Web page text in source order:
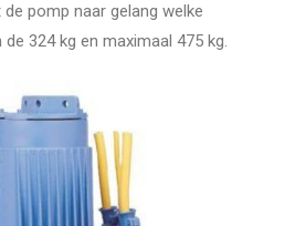
pomp naar gelang welke
324 kg en maximaal 475 kg.